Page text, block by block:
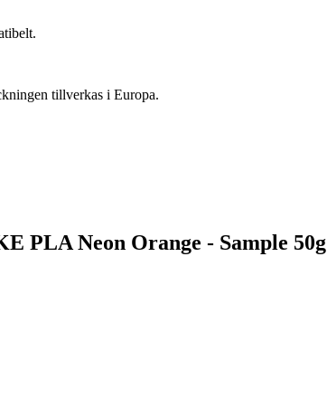
tillverkas i Europa.
PLA Neon Orange - Sample 50g